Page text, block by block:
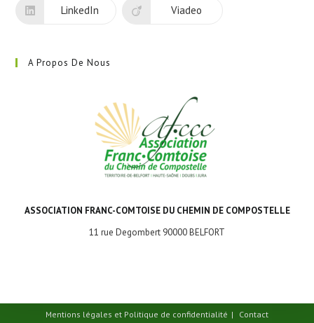
LinkedIn Viadeo
A Propos De Nous
ASSOCIATION FRANC-COMTOISE DU CHEMIN DE COMPOSTELLE
11 rue Degombert 90000 BELFORT
Mentions légales et Politique de confidentialité Contact